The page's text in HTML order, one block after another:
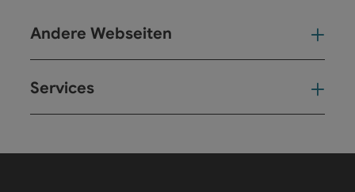
Andere Webseiten
Services